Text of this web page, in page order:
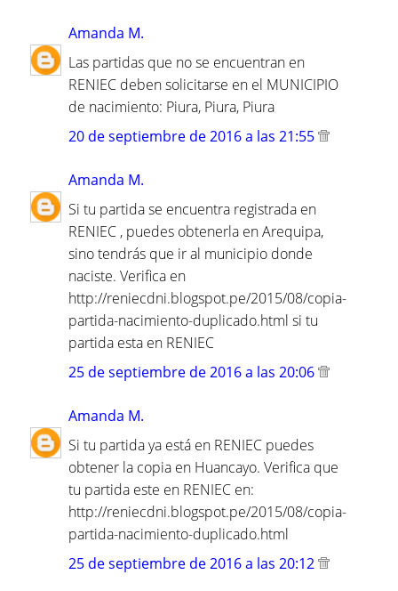
Amanda M.
Las partidas que no se encuentran en
RENIEC deben solicitarse en el MUNICIPIO
de nacimiento: Piura, Piura, Piura
20 de septiembre de 2016 a las 21:55
Amanda M.
Si tu partida se encuentra registrada en
RENIEC , puedes obtenerla en Arequipa,
sino tendrás que ir al municipio donde
naciste. Verifica en
http://reniecdni.blogspot.pe/2015/08/copia-
partida-nacimiento-duplicado.html si tu
partida esta en RENIEC
25 de septiembre de 2016 a las 20:06
Amanda M.
Si tu partida ya está en RENIEC puedes
obtener la copia en Huancayo. Verifica que
tu partida este en RENIEC en:
http://reniecdni.blogspot.pe/2015/08/copia-
partida-nacimiento-duplicado.html
25 de septiembre de 2016 a las 20:12